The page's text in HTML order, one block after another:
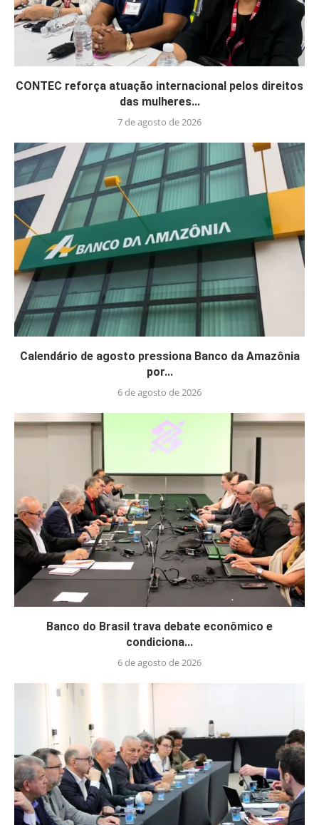
CONTEC reforça atuação internacional pelos direitos
das mulheres...
7 de agosto de 2026
Calendário de agosto pressiona Banco da Amazônia
por...
6 de agosto de 2026
Banco do Brasil trava debate econômico e
condiciona...
6 de agosto de 2026